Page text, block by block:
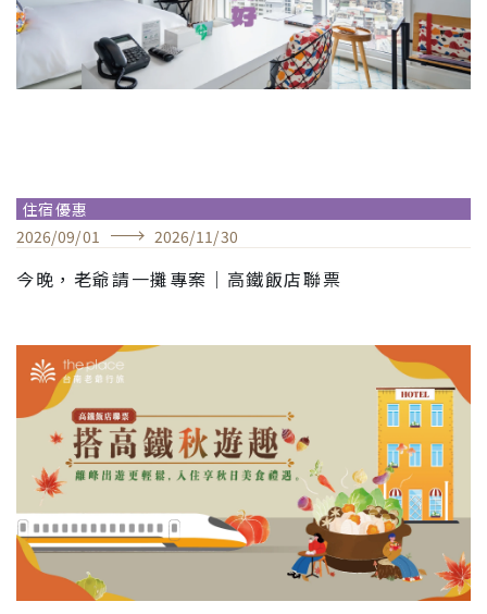
住宿優惠
2026/09/01 2026/11 /30
今晚，老爺請一攤專案｜高鐵飯店聯票